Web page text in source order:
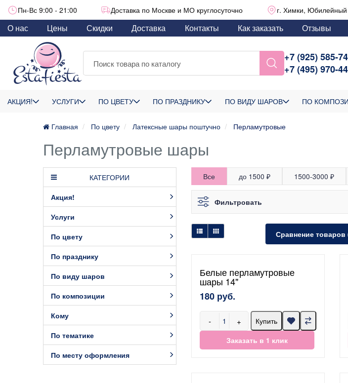
Пн-Вс 9:00 - 21:00 Доставка по Москве и МО круглосуточно г. Химки, Юбилейный
О нас Цены Скидки Доставка Контакты Как заказать Отзывы
+7 (925) 585-
+7 (495) 970-
АКЦИЯ! УСЛУГИ ПО ЦВЕТУ ПО ПРАЗДНИКУ ПО ВИДУ ШАРОВ ПО
Главная По цвету Латексные шары поштучно Перламутровые
Перламутровые шары
КАТЕГОРИИ
Акция!
Услуги
По цвету
По празднику
По виду шаров
По композиции
Кому
По тематике
По месту оформления
Все до 1500 ₽ 1500-3000 ₽
Фильтровать
Сравнение товаров
Белые перламутровые
шары 14"
180 руб.
- +
Купить
Заказать в 1 клик